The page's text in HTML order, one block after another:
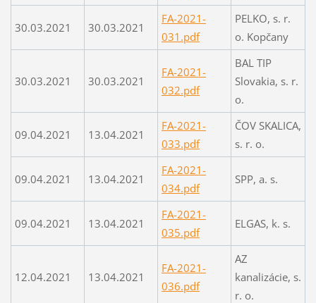
30.03.2021 30.03.2021
FA-2021-
031.pdf
PELKO, s. r.
o. Kopčany
30.03.2021 30.03.2021
FA-2021-
032.pdf
BAL TIP
Slovakia, s. r.
o.
09.04.2021 13.04.2021
FA-2021-
033.pdf
ČOV SKALICA,
s. r. o.
09.04.2021 13.04.2021
FA-2021-
034.pdf
SPP, a. s.
09.04.2021 13.04.2021
FA-2021-
035.pdf
ELGAS, k. s.
12.04.2021 13.04.2021
FA-2021-
036.pdf
AZ
kanalizácie, s.
r. o.